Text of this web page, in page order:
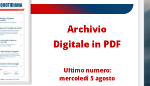
Archivio
Digitale in PDF
Ultimo numero:
mercoledì 5 agosto